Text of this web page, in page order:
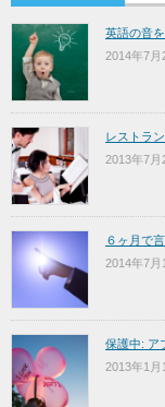
英語の音
2014年7月
レストラ
2013年7月
６ヶ月で
2014年7月
保護中: ア
2013年1月